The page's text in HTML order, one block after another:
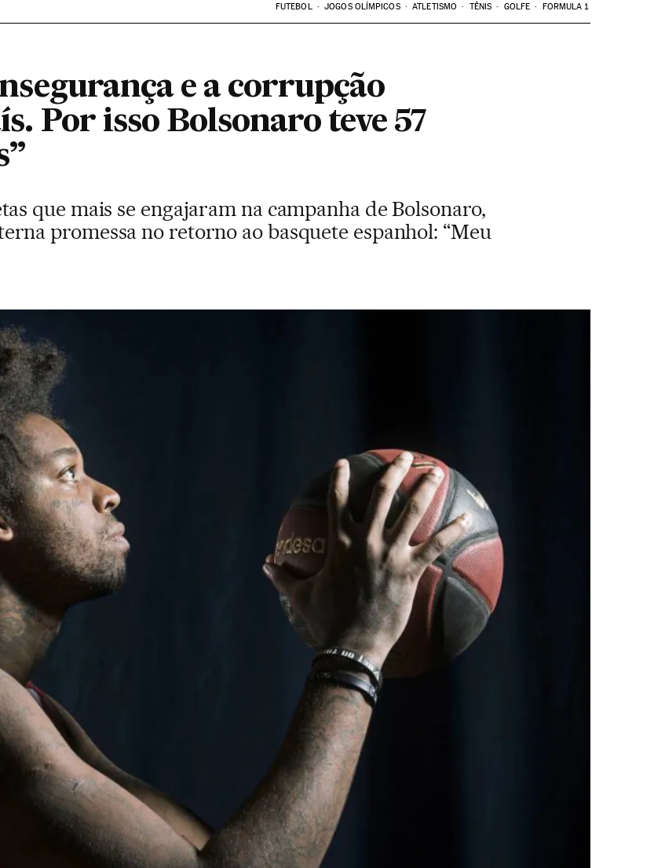
FUTEBOL JOGOS OLÍMPICOS ATLETISMO TÊNIS GOLFE FORMULA 1
e a corrupção
Por isso Bolsonaro teve 57
que mais se engajaram na campanha de Bolsonaro,
promessa no retorno ao basquete espanhol: “Meu